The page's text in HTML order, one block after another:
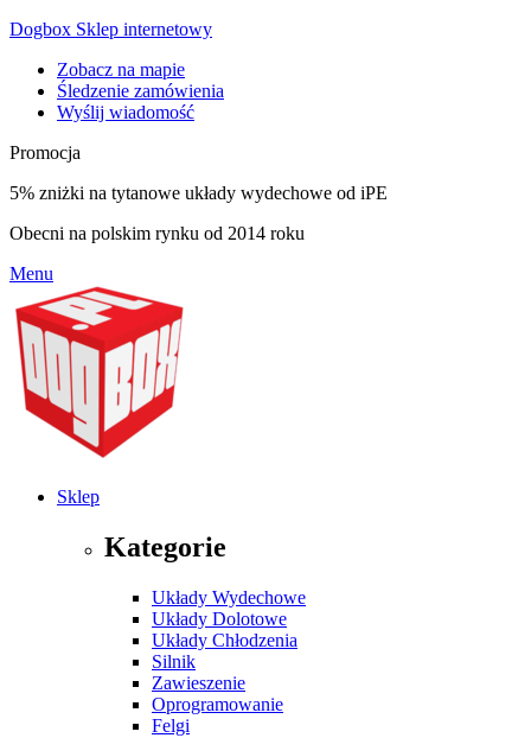
Dogbox Sklep internetowy
Zobacz na mapie
Śledzenie zamówienia
Wyślij wiadomość
Promocja
5% zniżki na tytanowe układy wydechowe od iPE
Obecni na polskim rynku od 2014 roku
Menu
Sklep
Kategorie
Układy Wydechowe
Układy Dolotowe
Układy Chłodzenia
Silnik
Zawieszenie
Oprogramowanie
Felgi